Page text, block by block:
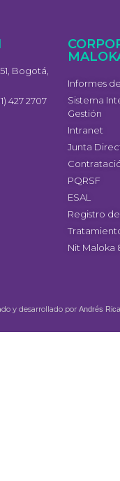
Bogotá,
427 2707
Informes
Sistema
Gestión
Intranet
Junta
PQRSF
ESAL
Registro
Nit Maloka
y desarrollado por Andrés